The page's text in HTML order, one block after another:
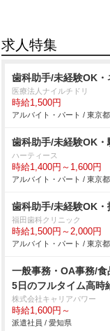
求人特集
歯科助手/未経験OK
医療法人ナイルチドリ
時給1,500円
アルバイト・パート / 東京都
歯科助手/未経験OK・
ハーティース
時給1,400円～1,600円
アルバイト・パート / 東京都
歯科助手/未経験OK
福田歯科クリニック
時給1,500円～2,000円
アルバイト・パート / 東京都
一般事務・OA事務/食
5日のフルタイム高時
株式会社キャリアパワー
時給1,600円～
派遣社員 / 愛知県